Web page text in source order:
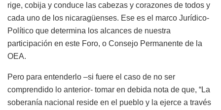
rige, cobija y conduce las cabezas y corazones de todos y
cada uno de los nicaragüenses. Ese es el marco Jurídico-
Político que determina los alcances de nuestra
participación en este Foro, o Consejo Permanente de la
OEA.
Pero para entenderlo –si fuere el caso de no ser
comprendido lo anterior- tomar en debida nota de que, “La
soberanía nacional reside en el pueblo y la ejerce a través